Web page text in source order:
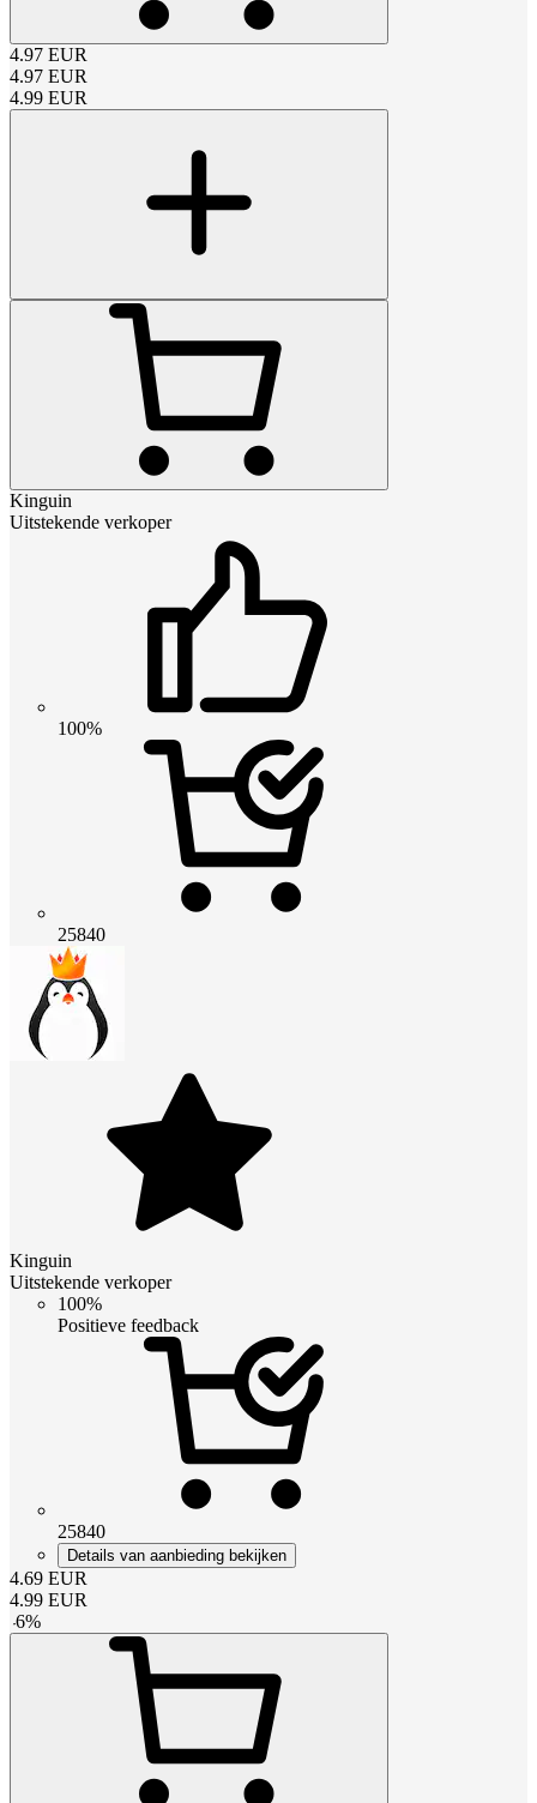
4.97 EUR
4.97 EUR
4.99 EUR
Kinguin
Uitstekende verkoper
100%
25840
Kinguin
Uitstekende verkoper
100%
Positieve feedback
25840
Details van aanbieding bekijken
4.69 EUR
4.99 EUR
-6%